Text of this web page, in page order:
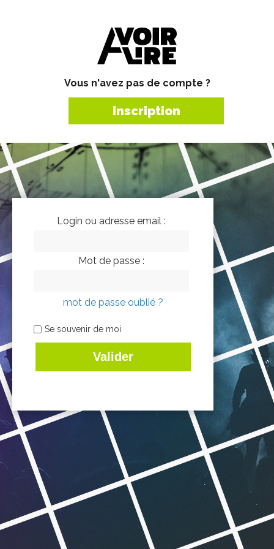
Vous n'avez pas de compte ?
Inscription
Login ou adresse email :
Mot de passe :
mot de passe oublié ?
Se souvenir de moi